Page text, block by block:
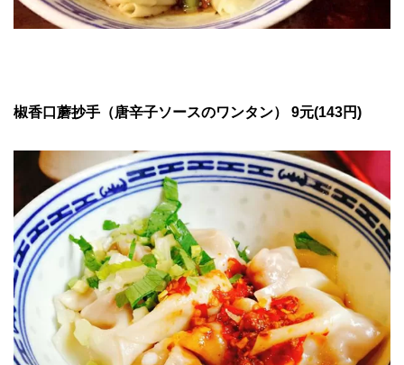
椒香口蘑抄手（唐辛子ソースのワンタン） 9元(143円)